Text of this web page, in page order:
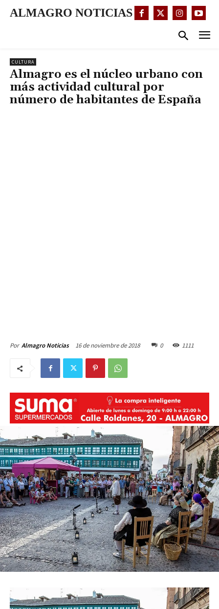
ALMAGRO NOTICIAS
CULTURA
Almagro es el núcleo urbano con
más actividad cultural por
número de habitantes de España
Por Almagro Noticias 16 de noviembre de 2018 0 1111